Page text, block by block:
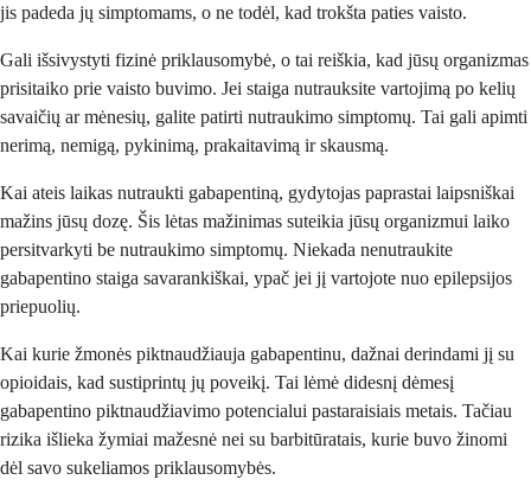
jis padeda jų simptomams, o ne todėl, kad trokšta paties vaisto.
Gali išsivystyti fizinė priklausomybė, o tai reiškia, kad jūsų organizmas
prisitaiko prie vaisto buvimo. Jei staiga nutrauksite vartojimą po kelių
savaičių ar mėnesių, galite patirti nutraukimo simptomų. Tai gali apimti
nerimą, nemigą, pykinimą, prakaitavimą ir skausmą.
Kai ateis laikas nutraukti gabapentiną, gydytojas paprastai laipsniškai
mažins jūsų dozę. Šis lėtas mažinimas suteikia jūsų organizmui laiko
persitvarkyti be nutraukimo simptomų. Niekada nenutraukite
gabapentino staiga savarankiškai, ypač jei jį vartojote nuo epilepsijos
priepuolių.
Kai kurie žmonės piktnaudžiauja gabapentinu, dažnai derindami jį su
opioidais, kad sustiprintų jų poveikį. Tai lėmė didesnį dėmesį
gabapentino piktnaudžiavimo potencialui pastaraisiais metais. Tačiau
rizika išlieka žymiai mažesnė nei su barbitūratais, kurie buvo žinomi
dėl savo sukeliamos priklausomybės.